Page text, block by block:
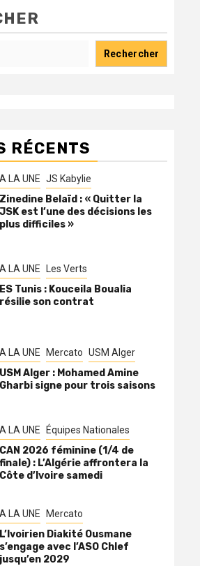
Rechercher
RÉCENTS
A LA UNE JS Kabylie
Zinedine Belaïd : « Quitter la
JSK est l’une des décisions les
plus difficiles »
A LA UNE Les Verts
ES Tunis : Kouceila Boualia
résilie son contrat
A LA UNE Mercato USM Alger
USM Alger : Mohamed Amine
Gharbi signe pour trois saisons
A LA UNE Équipes Nationales
CAN 2026 féminine (1/4 de
finale) : L’Algérie affrontera la
Côte d’Ivoire samedi
A LA UNE Mercato
L’Ivoirien Diakité Ousmane
s’engage avec l’ASO Chlef
jusqu’en 2029